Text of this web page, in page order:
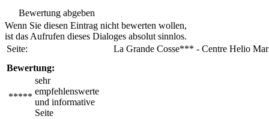
Bewertung abgeben
Wenn Sie diesen Eintrag nicht bewerten wollen,
ist das Aufrufen dieses Dialoges absolut sinnlos.
Seite:
La Grande Cosse*** - Centre Helio
Bewertung:
*****
sehr
empfehlenswerte
und informative
Seite